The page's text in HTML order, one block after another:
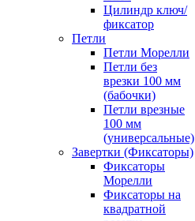
Цилиндр ключ/
фиксатор
Петли
Петли Морелли
Петли без
врезки 100 мм
(бабочки)
Петли врезные
100 мм
(универсальные)
Завертки (Фиксаторы)
Фиксаторы
Морелли
Фиксаторы на
квадратной